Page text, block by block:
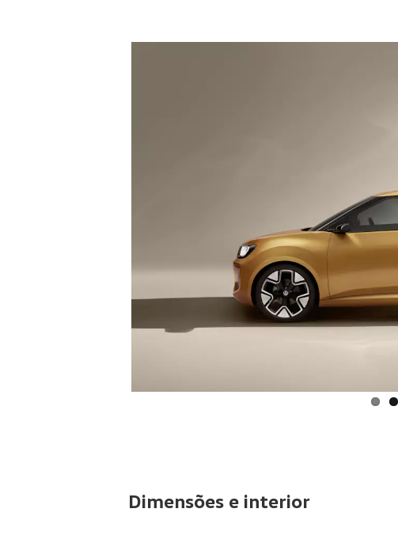
Dimensões e interior